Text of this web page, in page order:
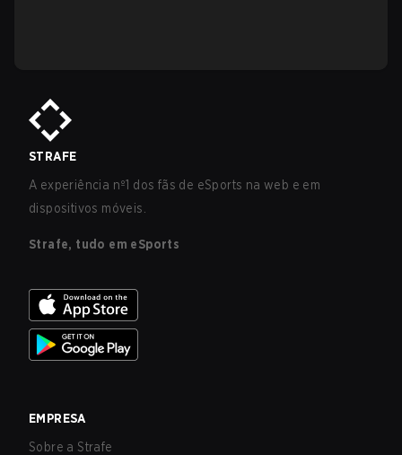
STRAFE
A experiência nº1 dos fãs de eSports na web e em
dispositivos móveis.
Strafe, tudo em eSports
EMPRESA
Sobre a Strafe